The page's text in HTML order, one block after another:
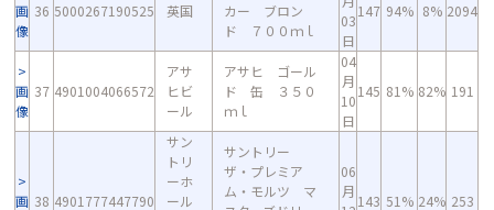
画
像
36 5000267190525 英国
カー ブロン
ド ７００ｍｌ
03
日
147 94% 8% 2094
画
像
37 4901004066572
アサ
ヒビ
ール
アサヒ ゴール
ド 缶 ３５０
ｍｌ
04
月
10
日
145 81% 82% 191
画 38 4901777447790
サン
トリ
ーホ
ール
サントリー
ザ・プレミア
ム・モルツ マ
06
月
143 51% 24% 253